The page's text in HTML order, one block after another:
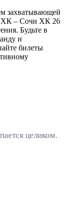
захватывающей
ХК – Сочи ХК 26
Будьте в
и
билеты
целиком.